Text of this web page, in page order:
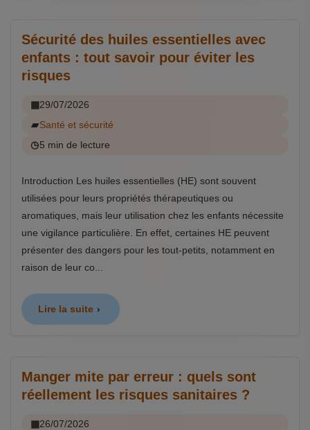
Sécurité des huiles essentielles avec
enfants : tout savoir pour éviter les
risques
29/07/2026
Santé et sécurité
5 min de lecture
Introduction Les huiles essentielles (HE) sont souvent
utilisées pour leurs propriétés thérapeutiques ou
aromatiques, mais leur utilisation chez les enfants nécessite
une vigilance particulière. En effet, certaines HE peuvent
présenter des dangers pour les tout-petits, notamment en
raison de leur co...
Lire la suite
Manger mite par erreur : quels sont
réellement les risques sanitaires ?
26/07/2026